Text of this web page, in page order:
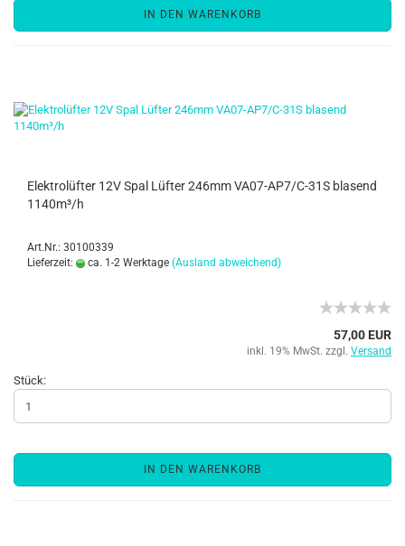
IN DEN WARENKORB
Elektrolüfter 12V Spal Lüfter 246mm VA07-AP7/C-31S blasend
1140m³/h
Art.Nr.: 30100339
Lieferzeit:
ca. 1-2 Werktage (Ausland abweichend)
57,00 EUR
inkl. 19% MwSt. zzgl. Versand
Stück:
IN DEN WARENKORB